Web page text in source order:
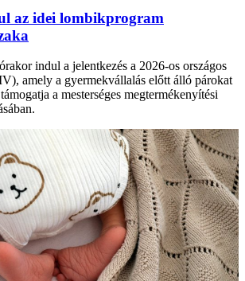
az idei lombikprogram
indul a jelentkezés a 2026-os országos
amely a gyermekvállalás előtt álló párokat
a mesterséges megtermékenyítési